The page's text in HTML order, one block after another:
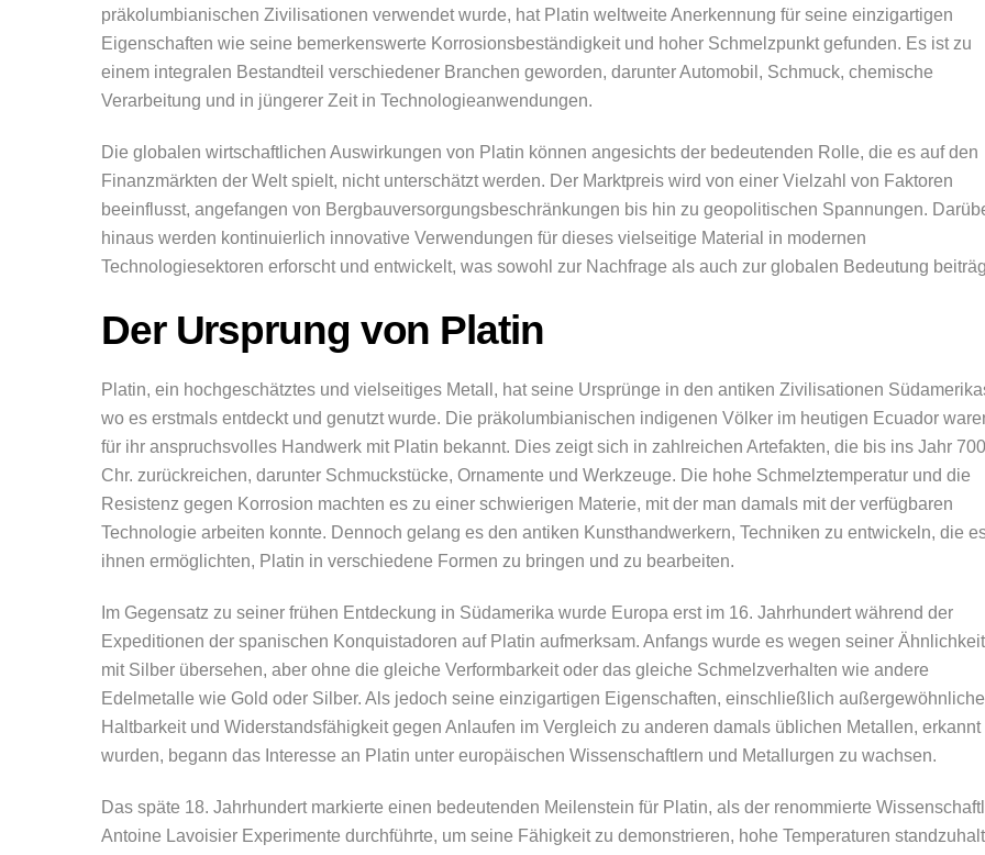
präkolumbianischen Zivilisationen verwendet wurde, hat Platin weltweite Anerkennung für seine einzigartigen
Eigenschaften wie seine bemerkenswerte Korrosionsbeständigkeit und hoher Schmelzpunkt gefunden. Es ist zu
einem integralen Bestandteil verschiedener Branchen geworden, darunter Automobil, Schmuck, chemische
Verarbeitung und in jüngerer Zeit in Technologieanwendungen.
Die globalen wirtschaftlichen Auswirkungen von Platin können angesichts der bedeutenden Rolle, die es auf den
Finanzmärkten der Welt spielt, nicht unterschätzt werden. Der Marktpreis wird von einer Vielzahl von Faktoren
beeinflusst, angefangen von Bergbauversorgungsbeschränkungen bis hin zu geopolitischen Spannungen.
hinaus werden kontinuierlich innovative Verwendungen für dieses vielseitige Material in modernen
Technologiesektoren erforscht und entwickelt, was sowohl zur Nachfrage als auch zur globalen Bedeutung
Der Ursprung von Platin
Platin, ein hochgeschätztes und vielseitiges Metall, hat seine Ursprünge in den antiken Zivilisationen
wo es erstmals entdeckt und genutzt wurde. Die präkolumbianischen indigenen Völker im heutigen Ecuador
für ihr anspruchsvolles Handwerk mit Platin bekannt. Dies zeigt sich in zahlreichen Artefakten, die bis ins Jahr
Chr. zurückreichen, darunter Schmuckstücke, Ornamente und Werkzeuge. Die hohe Schmelztemperatur und die
Resistenz gegen Korrosion machten es zu einer schwierigen Materie, mit der man damals mit der verfügbaren
Technologie arbeiten konnte. Dennoch gelang es den antiken Kunsthandwerkern, Techniken zu entwickeln, die
ihnen ermöglichten, Platin in verschiedene Formen zu bringen und zu bearbeiten.
Im Gegensatz zu seiner frühen Entdeckung in Südamerika wurde Europa erst im 16. Jahrhundert während der
Expeditionen der spanischen Konquistadoren auf Platin aufmerksam. Anfangs wurde es wegen seiner Ähnlichkeit
mit Silber übersehen, aber ohne die gleiche Verformbarkeit oder das gleiche Schmelzverhalten wie andere
Edelmetalle wie Gold oder Silber. Als jedoch seine einzigartigen Eigenschaften, einschließlich
Haltbarkeit und Widerstandsfähigkeit gegen Anlaufen im Vergleich zu anderen damals üblichen Metallen, erkannt
wurden, begann das Interesse an Platin unter europäischen Wissenschaftlern und Metallurgen zu wachsen.
Das späte 18. Jahrhundert markierte einen bedeutenden Meilenstein für Platin, als der renommierte
Antoine Lavoisier Experimente durchführte, um seine Fähigkeit zu demonstrieren, hohe Temperaturen